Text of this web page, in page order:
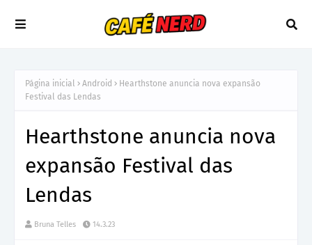
Página inicial Android
Hearthstone anuncia nova expansão
Festival das Lendas
Hearthstone anuncia nova
expansão Festival das
Lendas
Bruna Telles 14.3.23